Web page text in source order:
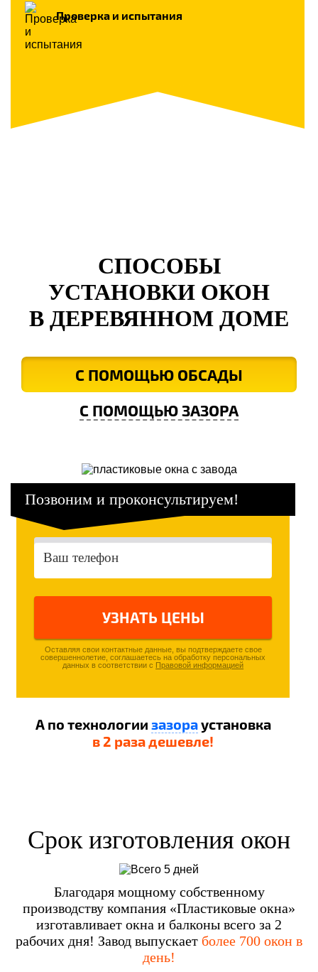
Проверка и испытания
СПОСОБЫ
УСТАНОВКИ ОКОН
В ДЕРЕВЯННОМ ДОМЕ
С ПОМОЩЬЮ ОБСАДЫ
С ПОМОЩЬЮ ЗАЗОРА
Позвоним и проконсультируем!
УЗНАТЬ ЦЕНЫ
Оставляя свои контактные данные, вы подтверждаете свое
совершеннолетие, соглашаетесь на обработку персональных
данных в соответствии с Правовой информацией
А по технологии зазораустановка
в 2 раза дешевле!
Срок изготовления окон
Благодаря мощному собственному
производству компания «Пластиковые окна»
изготавливает окна и балконы всего за 2
рабочих дня! Завод выпускает более 700 окон в
день!